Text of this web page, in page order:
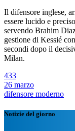
Il difensore inglese,
essere lucido e
servendo Brahim
gestione di Kessié
secondi dopo il
Milan.
433
26 marzo
difensore moderno
Notizie del giorno